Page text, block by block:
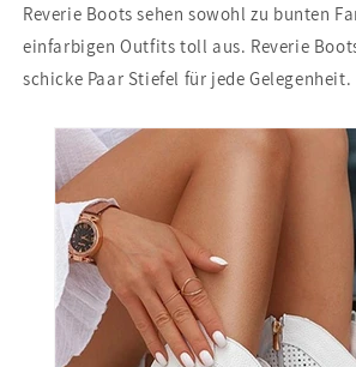
Reverie Boots sehen sowohl zu bunten
einfarbigen Outfits toll aus. Reverie
schicke Paar Stiefel für jede Gelegenheit.